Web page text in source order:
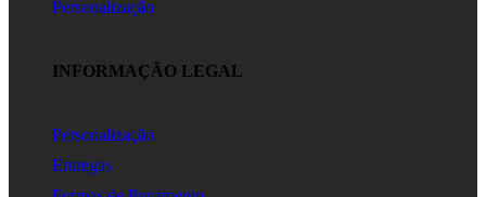
Personalização
INFORMAÇÃO LEGAL
Personalização
Entregas